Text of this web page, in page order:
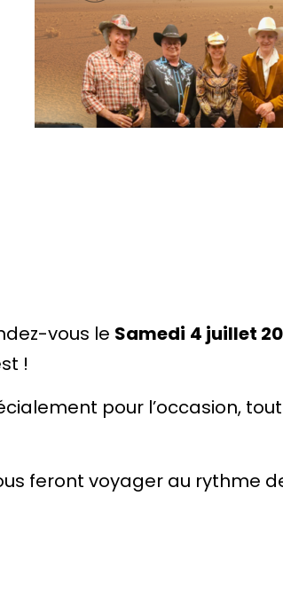
vous le Samedi 4 juillet
!
pour l’occasion,
feront voyager au rythme